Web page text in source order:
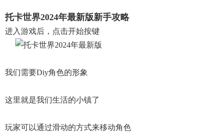
托卡世界2024年最新版新手攻略
进入游戏后，点击开始按键
我们需要diy角色的形象
这里就是我们生活的小镇了
玩家可以通过滑动的方式来移动角色